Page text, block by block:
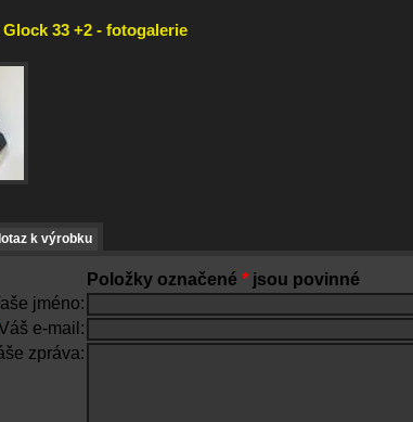
33 +2 - fotogalerie
k výrobku
Položky označené * jsou povinné
jméno:
e-mail:
zpráva: